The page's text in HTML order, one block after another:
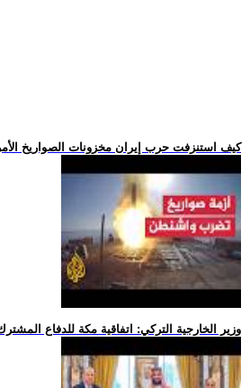
.. كيف استنزفت حرب إيران مخزونات الصواريخ
.. وزير الخارجية التركي: اتفاقية مكة للدفاع